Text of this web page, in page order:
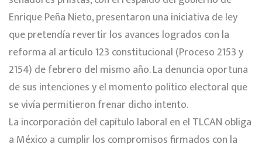
Enrique Peña Nieto, presentaron una iniciativa de ley
que pretendía revertir los avances logrados con la
reforma al artículo 123 constitucional (Proceso 2153 y
2154) de febrero del mismo año. La denuncia oportuna
de sus intenciones y el momento político electoral que
se vivía permitieron frenar dicho intento.
La incorporación del capítulo laboral en el TLCAN obliga
a México a cumplir los compromisos firmados con la